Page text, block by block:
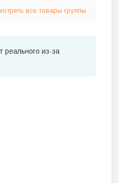
все товары группы
реального из-за